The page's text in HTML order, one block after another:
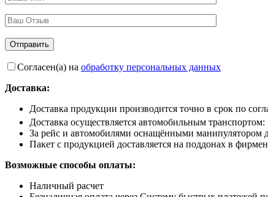
Согласен(а) на обработку персональных данных
Доставка:
Доставка продукции производится точно в срок по
Доставка осуществляется автомобильным
За рейс и автомобилями оснащёнными манипулятором
Пакет с продукцией доставляется на поддонах в
Возможные способы оплаты:
Наличный расчет